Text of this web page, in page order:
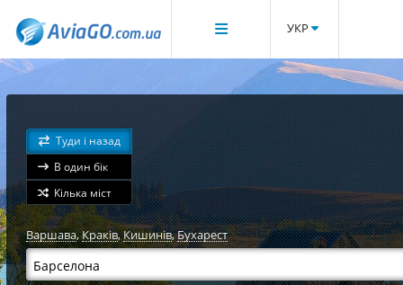
УКР
Туди і назад
В один бік
Кілька міст
Варшава,Краків,Кишинів,Бухарест